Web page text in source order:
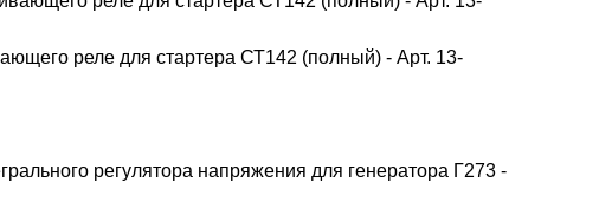
реле для стартера СТ142 (полный) - Арт. 13-